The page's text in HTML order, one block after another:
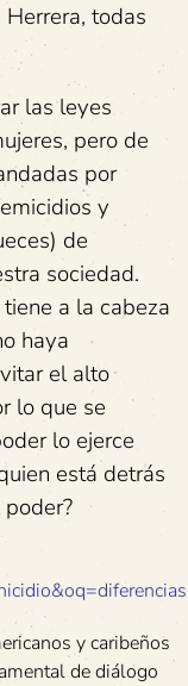
todas
las leyes
pero de
por
y
de
sociedad.
a la cabeza
haya
el alto
lo que se
lo ejerce
está detrás
y caribeños
de diálogo